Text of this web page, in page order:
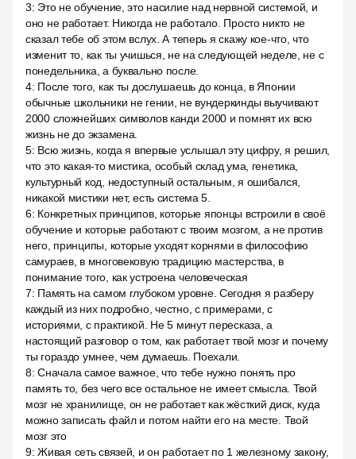
3: Это не обучение, это насилие над нервной системой, и
оно не работает. Никогда не работало. Просто никто не
сказал тебе об этом вслух. А теперь я скажу кое-что, что
изменит то, как ты учишься, не на следующей неделе, не с
понедельника, а буквально после.
4: После того, как ты дослушаешь до конца, в Японии
обычные школьники не гении, не вундеркинды выучивают
2000 сложнейших символов канди 2000 и помнят их всю
жизнь не до экзамена.
5: Всю жизнь, когда я впервые услышал эту цифру, я решил,
что это какая-то мистика, особый склад ума, генетика,
культурный код, недоступный остальным, я ошибался,
никакой мистики нет, есть система 5.
6: Конкретных принципов, которые японцы встроили в своё
обучение и которые работают с твоим мозгом, а не против
него, принципы, которые уходят корнями в философию
самураев, в многовековую традицию мастерства, в
понимание того, как устроена человеческая
7: Память на самом глубоком уровне. Сегодня я разберу
каждый из них подробно, честно, с примерами, с
историями, с практикой. Не 5 минут пересказа, а
настоящий разговор о том, как работает твой мозг и почему
ты гораздо умнее, чем думаешь. Поехали.
8:Сначала самое важное, что тебе нужно понять про
память то, без чего все остальное не имеет смысла. Твой
мозг не хранилище, он не работает как жёсткий диск, куда
можно записать файл и потом найти его на месте. Твой
мозг это
9:Живая сеть связей, и он работает по 1 железному закону,